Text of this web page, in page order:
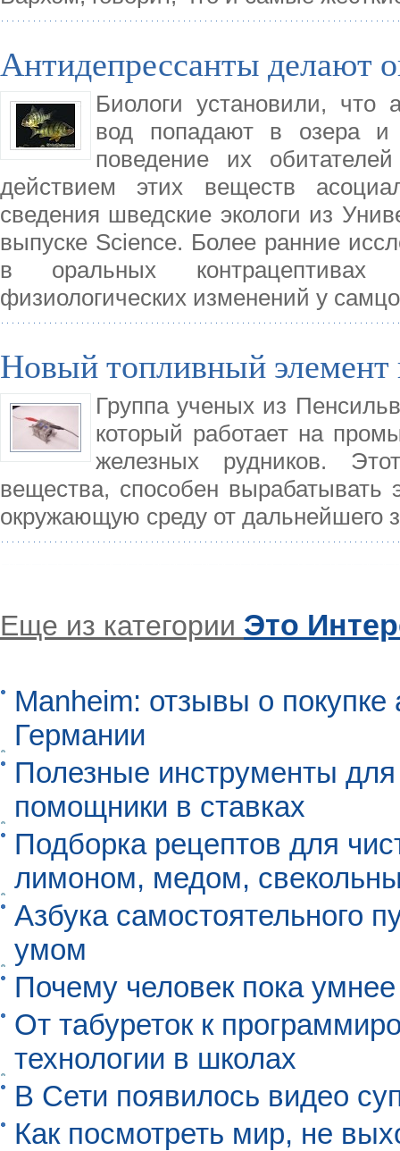
Антидепрессанты делают
Биологи установили, что
вод попадают в озера и
поведение их
действием этих веществ
сведения шведские экологи из
выпуске Science. Более ранние
в оральных контрацептивах
физиологических изменений у
Новый топливный
Группа ученых из
который работает на
железных рудников.
вещества, способен вырабатывать
окружающую среду от дальнейшего
Еще из категории Это
Manheim: отзывы о
Германии
Полезные инструменты
помощники в ставках
Подборка рецептов для
лимоном, медом,
Азбука самостоятельного
умом
Почему человек пока умнее
От табуреток к
технологии в школах
В Сети появилось видео
Как посмотреть мир, не